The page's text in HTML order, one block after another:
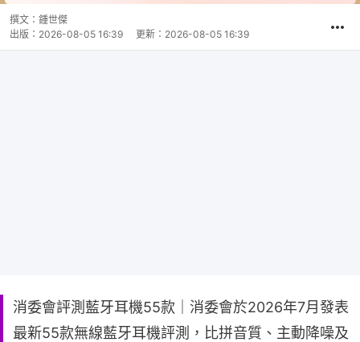
撰文： 鍾世傑
出版： 2026-08-05 16:39 更新： 2026-08-05 16:39
消委會評測藍牙耳機55款｜消委會於2026年7月發表
最新55款無線藍牙耳機評測，比拼音質、主動降噪及